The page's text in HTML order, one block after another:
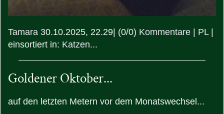
Tamara 30.10.2025, 22.29 (0/0) Kommentare PL|
einsortiert in: Katzen...
Goldener Oktober...
auf den letzten Metern vor dem Monatswechsel...